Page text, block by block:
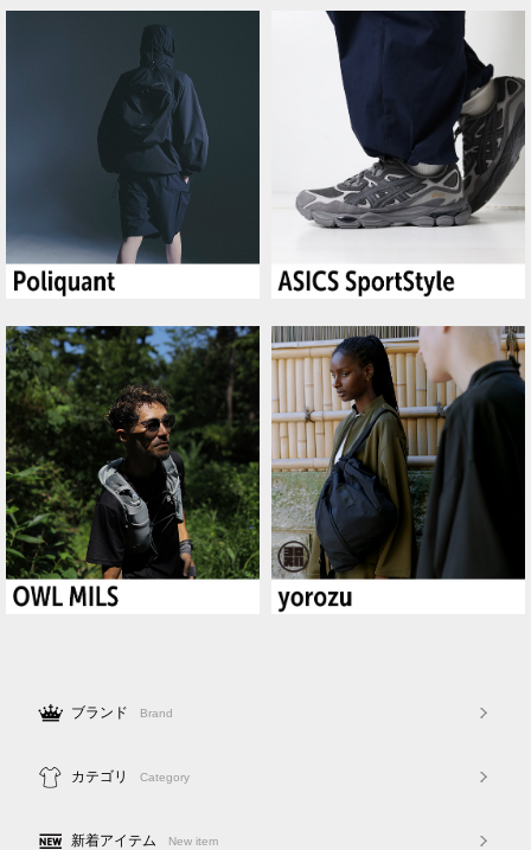
ブランド Brand
カテゴリ Category
新着アイテム New item